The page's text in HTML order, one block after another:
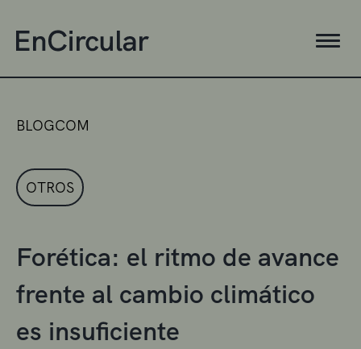
BLOGCOM
OTROS
Forética: el ritmo de avance
frente al cambio climático
es insuficiente